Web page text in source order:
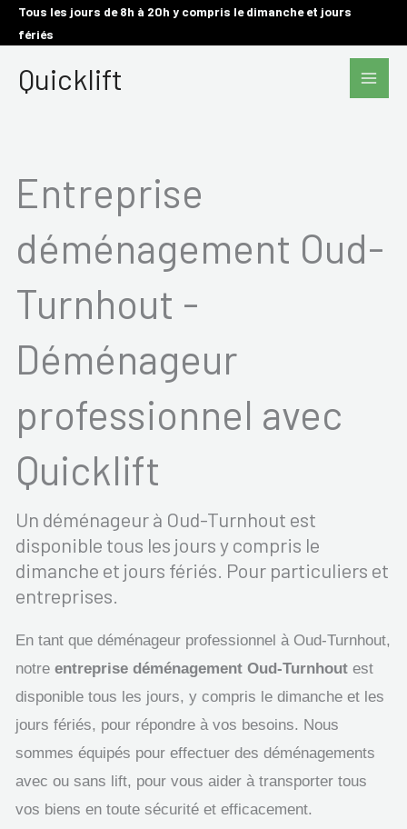
AllerTous les jours de 8h à 20h y compris le dimanche et jours
fériés
Quicklift
Main
Entreprise
déménagement Oud-
Turnhout -
Déménageur
professionnel avec
Quicklift
Un déménageur à Oud-Turnhout est
disponible tous les jours y compris le
dimanche et jours fériés. Pour particuliers et
entreprises.
En tant que déménageur professionnel à Oud-Turnhout,
notre entreprise déménagement Oud-Turnhout est
disponible tous les jours, y compris le dimanche et les
jours fériés, pour répondre à vos besoins. Nous
sommes équipés pour effectuer des déménagements
avec ou sans lift, pour vous aider à transporter tous
vos biens en toute sécurité et efficacement.